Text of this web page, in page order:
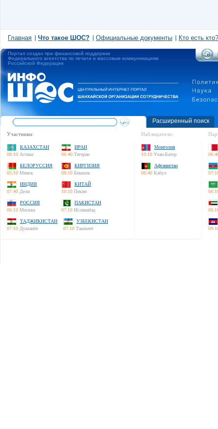
Главная Что такое ШОС? Официальные документы Кто есть кто?
Портал создан при финансовой поддержке
Федерального агентства по печати и массовым коммуникациям
Российской Федерации
Расширенный поиск
Участники:
КАЗАХСТАН
08:10 Астана
ИРАН
06:40 Тегеран
БЕЛОРУССИЯ
05:10 Минск
КИРГИЗИЯ
08:10 Бишкек
ИНДИЯ
07:40 Дели
КИТАЙ
10:10 Пекин
РОССИЯ
06:10 Москва
ПАКИСТАН
07:10 Исламабад
ТАДЖИКИСТАН
07:10 Душанбе
УЗБЕКИСТАН
07:10 Ташкент
Наблюдатели:
Монголия
10:10 Улан-Батор
Афганистан
06:40 Кабул